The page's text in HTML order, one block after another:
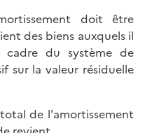
doit être
des biens auxquels il
du système de
sur la valeur résiduelle
de l'amortissement